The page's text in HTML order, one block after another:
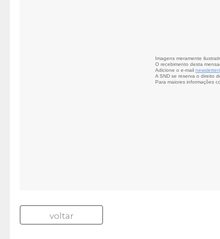
Imagens meramente
O recebimento desta
Adicione o e-mail
A SND se reserva o direito
Para maiores informações
voltar